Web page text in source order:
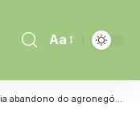
Aa
e critica duramente políticas do governo federal